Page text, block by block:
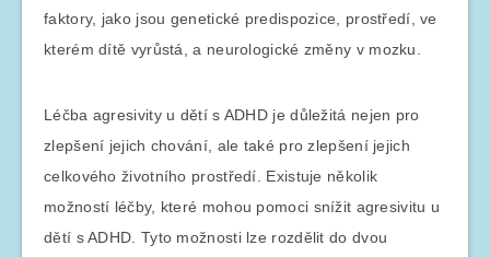
faktory, jako jsou genetické predispozice, prostředí, ve
kterém dítě vyrůstá, a neurologické změny v mozku.
Léčba agresivity u dětí s ADHD je důležitá nejen pro
zlepšení jejich chování, ale také pro zlepšení jejich
celkového životního prostředí. Existuje několik
možností léčby, které mohou pomoci snížit agresivitu u
dětí s ADHD. Tyto možnosti lze rozdělit do dvou